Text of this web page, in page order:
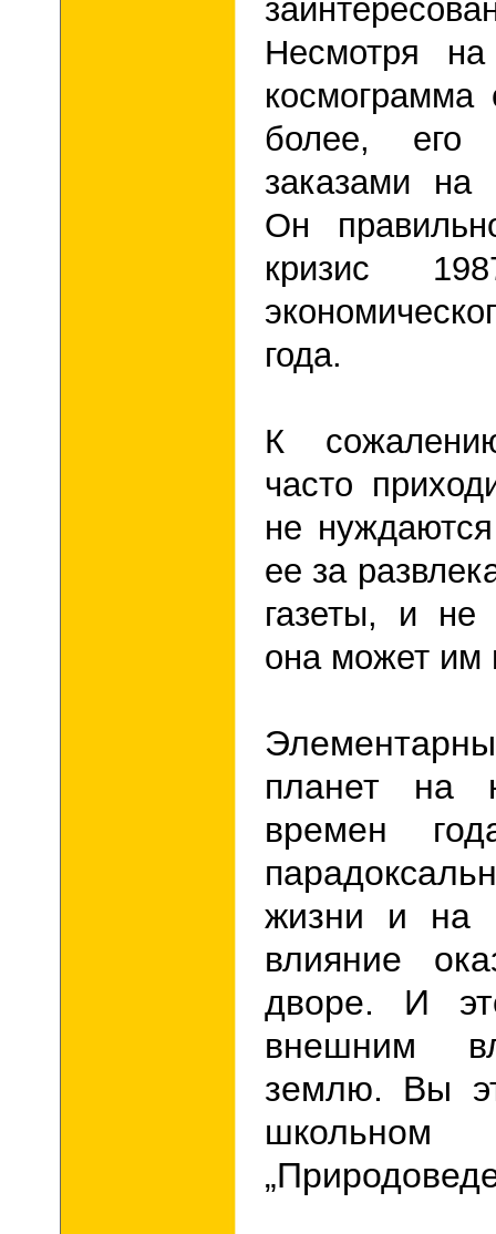
Несмотря
космограмма
более, его
заказами на
Он
кризис
года.
К
часто
не
ее за
газеты, и не
она может им
планет на
времен
жизни и на
влияние
дворе. И
внешним
землю. Вы
„